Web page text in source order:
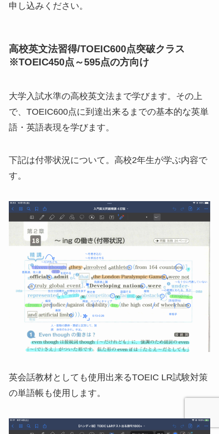
申し込みください。
高校英文法習得/TOEIC600点突破クラス
※TOEIC450点～595点の方向け
大学入試水準の高校英文法まで学びます。その上
で、TOEIC600点に到達出来るまでの基本的な英単
語・英語表現を学びます。
下記は付帯状況について。高校2年生が学ぶ内容で
す。
英会話教材としても使用出来るTOEIC LR試験対策
の単語帳も使用します。